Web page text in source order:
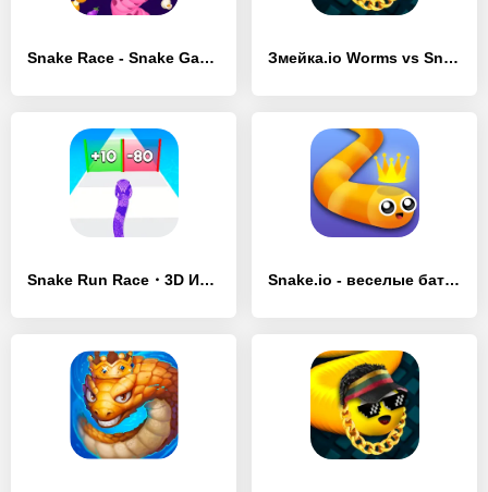
Snake Race - Snake Game - [Взлом/МОД Бесконечные деньги] Змейка.io Worms vs Snake Zone - [Взлом/МОД Бесконечные деньги]
Snake Run Race・3D Игра Змейка - [Взлом/МОД Меню] Snake.io - веселые батл-игры - [Взлом/МОД Все открыто]